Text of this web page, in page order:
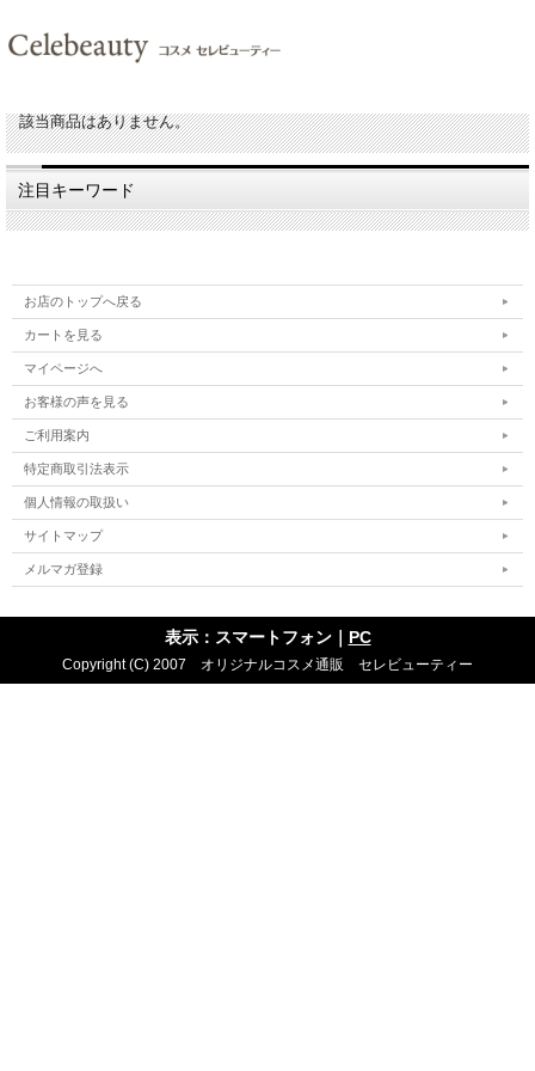
該当商品はありません。
注目キーワード
お店のトップへ戻る
カートを見る
マイページへ
お客様の声を見る
ご利用案内
特定商取引法表示
個人情報の取扱い
サイトマップ
メルマガ登録
表示：スマートフォン｜ PC
Copyright (C) 2007 オリジナルコスメ通販 セレビューティー